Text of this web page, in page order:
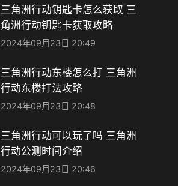
三角洲行动钥匙卡怎么获取 三
角洲行动钥匙卡获取攻略
2024年09月23日 20:49
三角洲行动东楼怎么打 三角洲
行动东楼打法攻略
2024年09月23日 20:48
三角洲行动可以玩了吗 三角洲
行动公测时间介绍
2024年09月23日 20:46